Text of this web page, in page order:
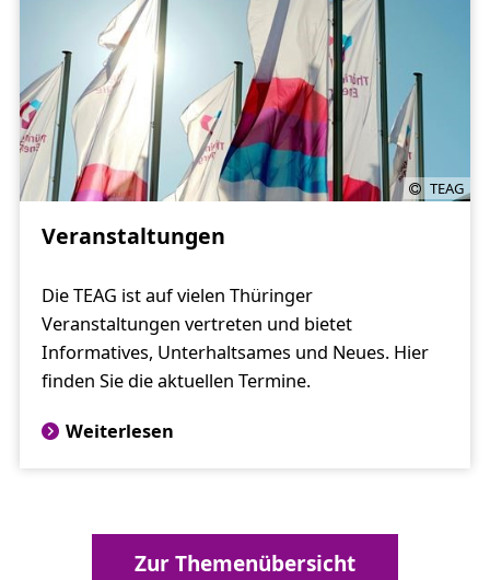
TEAG
Veranstaltungen
Die TEAG ist auf vielen Thüringer
Veranstaltungen vertreten und bietet
Informatives, Unterhaltsames und Neues. Hier
finden Sie die aktuellen Termine.
Weiterlesen
Zur Themenübersicht